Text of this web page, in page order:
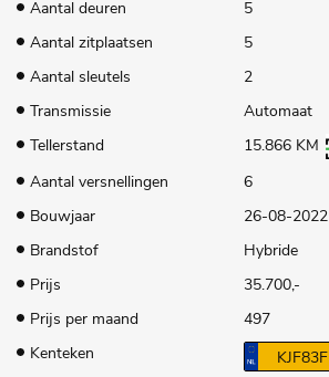
Aantal deuren
5
Aantal zitplaatsen
5
Aantal sleutels
2
Transmissie
Automaat
Tellerstand
15.866 KM
Aantal versnellingen
6
Bouwjaar
26-08-2022
Brandstof
Hybride
Prijs
35.700,-
Prijs per maand
497
Kenteken
KJF83F